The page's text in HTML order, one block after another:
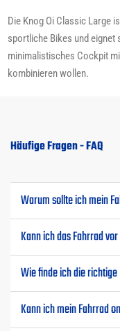
Die Knog Oi Classic Large
sportliche Bikes und eignet
minimalistisches Cockpit
kombinieren wollen.
Häufige Fragen - FAQ
Warum sollte ich mein
Kann ich das Fahrrad
Wie finde ich die
Kann ich mein Fahrrad